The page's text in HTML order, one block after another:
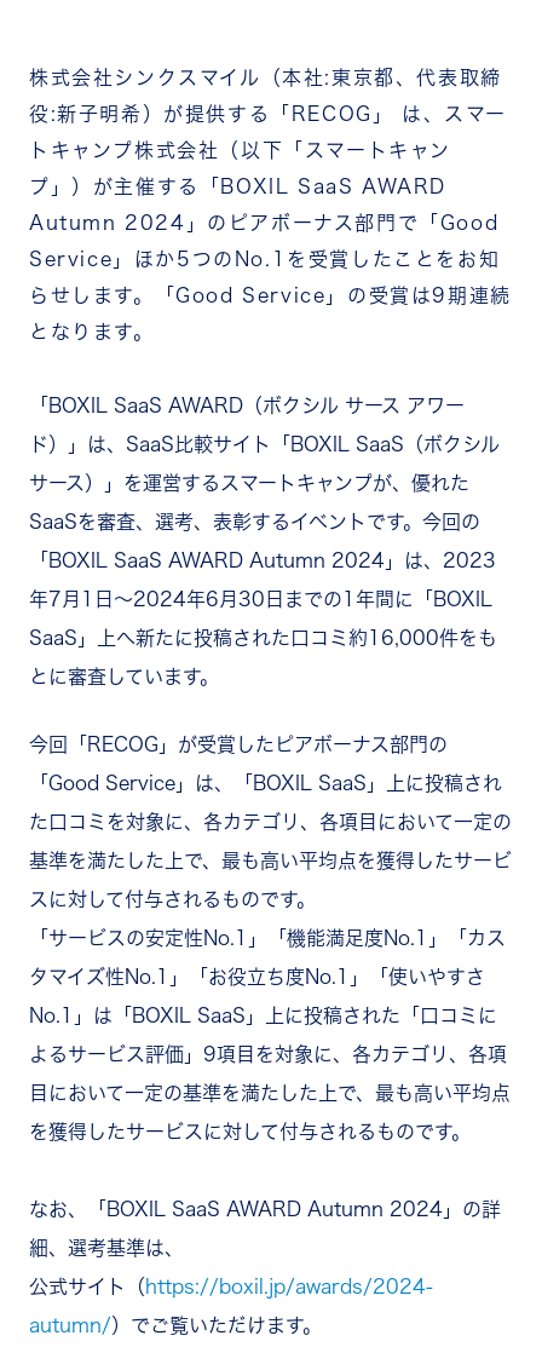
株式会社シンクスマイル（本社:東京都、代表取締
役:新子明希）が提供する「RECOG」 は、スマー
トキャンプ株式会社（以下「スマートキャン
プ」）が主催する「BOXIL SaaS AWARD
Autumn 2024」のピアボーナス部門で「Good
Service」ほか5つのNo.1を受賞したことをお知
らせします。「Good Service」の受賞は9期連続
となります。
「BOXIL SaaS AWARD（ボクシル サース アワー
ド）」は、SaaS比較サイト「BOXIL SaaS（ボクシル
サース）」を運営するスマートキャンプが、優れた
SaaSを審査、選考、表彰するイベントです。今回の
「BOXIL SaaS AWARD Autumn 2024」は、2023
年7月1日〜2024年6月30日までの1年間に「BOXIL
SaaS」上へ新たに投稿された口コミ約16,000件をも
とに審査しています。
今回「RECOG」が受賞したピアボーナス部門の
「Good Service」は、「BOXIL SaaS」上に投稿され
た口コミを対象に、各カテゴリ、各項目において一定の
基準を満たした上で、最も高い平均点を獲得したサービ
スに対して付与されるものです。
「サービスの安定性No.1」「機能満足度No.1」「カス
タマイズ性No.1」「お役立ち度No.1」「使いやすさ
No.1」は「BOXIL SaaS」上に投稿された「口コミに
よるサービス評価」9項目を対象に、各カテゴリ、各項
目において一定の基準を満たした上で、最も高い平均点
を獲得したサービスに対して付与されるものです。
なお、「BOXIL SaaS AWARD Autumn 2024」の詳
細、選考基準は、
公式サイト（ https://boxil.jp/awards/2024-
autumn/）でご覧いただけます。